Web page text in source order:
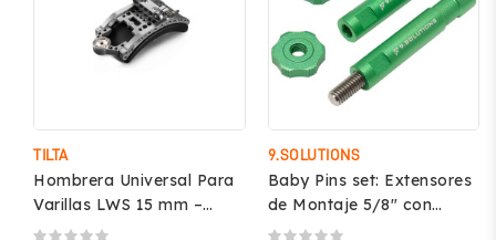
TILTA
Hombrera Universal Para
Varillas LWS 15 mm –
TILTA TT-0516
9.SOLUTIONS
Baby Pins set: Extensores
de Montaje 5/8" con
Rosca 3/8" - 9.Solutions...